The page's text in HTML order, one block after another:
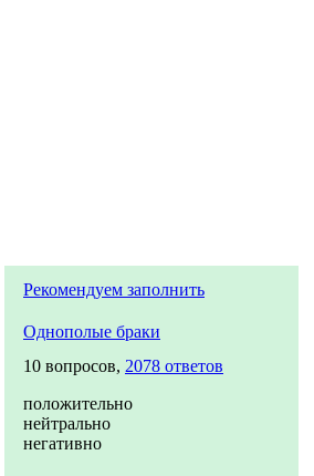
Рекомендуем заполнить
Однополые браки
10 вопросов, 2078 ответов
положительно
нейтрально
негативно